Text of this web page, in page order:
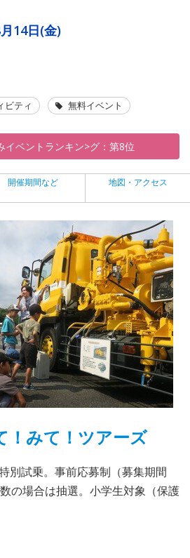
14日(金)
ビティ 無料イベント
イベントランキン>グ：第8位
開催期間など 地図・アクセス
！みて！ツアーズ
別試乗。事前応募制（募集期間
の場合は抽選。小学生対象（保護